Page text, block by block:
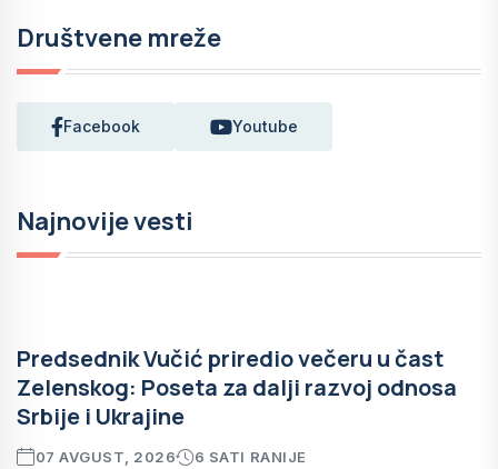
Društvene mreže
Facebook Youtube
Najnovije vesti
Predsednik Vučić priredio večeru u čast
Zelenskog: Poseta za dalji razvoj odnosa
Srbije i Ukrajine
07 AVGUST, 2026 6 SATI RANIJE